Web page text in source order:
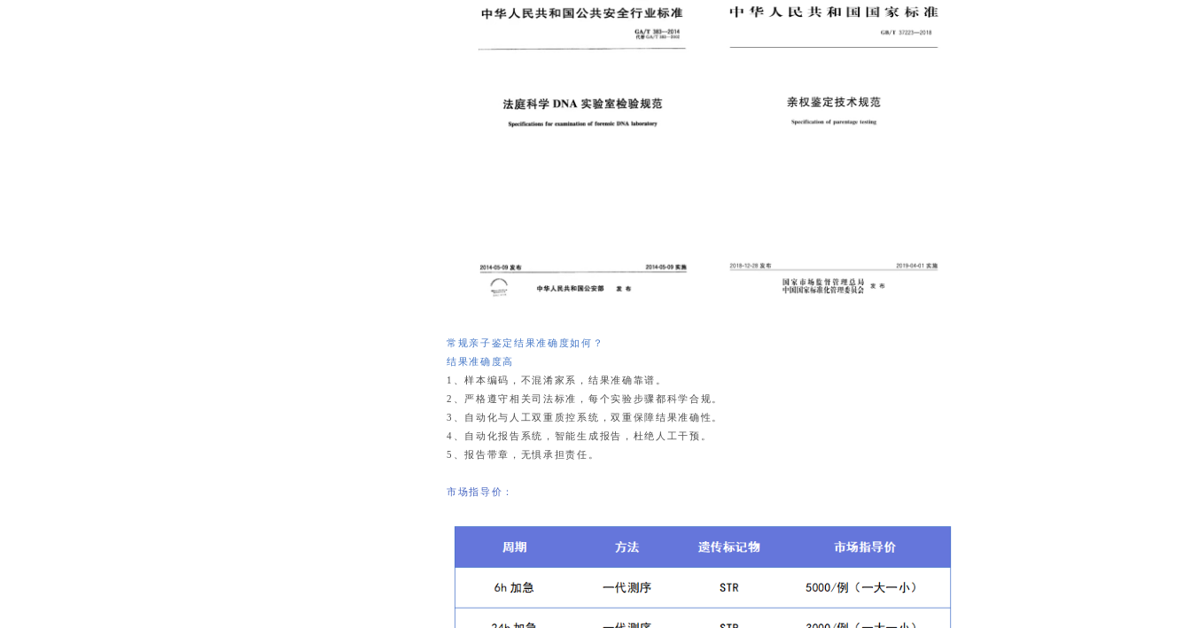
常规亲子鉴定结果准确度如何？
结果准确度高
1、样本编码，不混淆家系，结果准确靠谱。
2、严格遵守相关司法标准，每个实验步骤都科学合规。
3、自动化与人工双重质控系统，双重保障结果准确性。
4、自动化报告系统，智能生成报告，杜绝人工干预。
5、报告带章，无惧承担责任。
市场指导价：